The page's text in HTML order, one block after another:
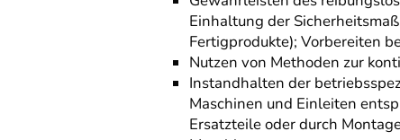
Einhaltung der
Fertigprodukte); Vorbereiten
Nutzen von Methoden zur
Instandhalten der
Maschinen und Einleiten
Ersatzteile oder durch